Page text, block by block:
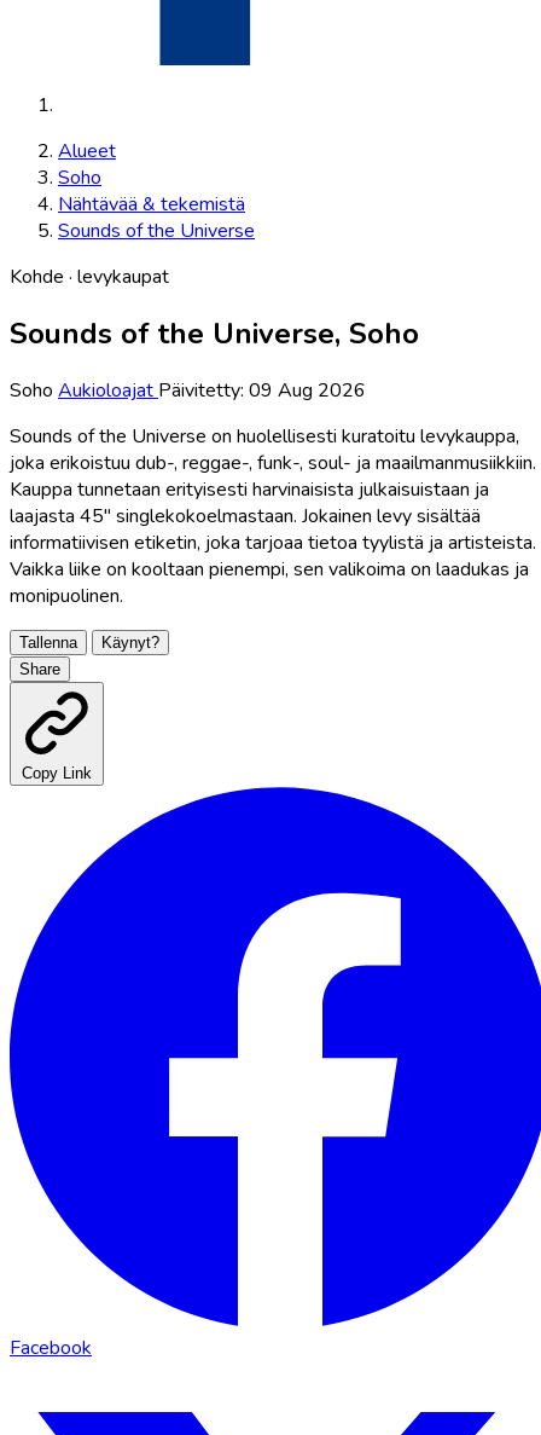
Alueet
Soho
Nähtävää & tekemistä
Sounds of the Universe
Kohde · levykaupat
Sounds of the Universe, Soho
Soho Aukioloajat Päivitetty: 09 Aug 2026
Sounds of the Universe on huolellisesti kuratoitu levykauppa,
joka erikoistuu dub-, reggae-, funk-, soul- ja maailmanmusiikkiin.
Kauppa tunnetaan erityisesti harvinaisista julkaisuistaan ja
laajasta 45" singlekokoelmastaan. Jokainen levy sisältää
informatiivisen etiketin, joka tarjoaa tietoa tyylistä ja artisteista.
Vaikka liike on kooltaan pienempi, sen valikoima on laadukas ja
monipuolinen.
Tallenna
Käynyt?
Share
Copy Link
Facebook